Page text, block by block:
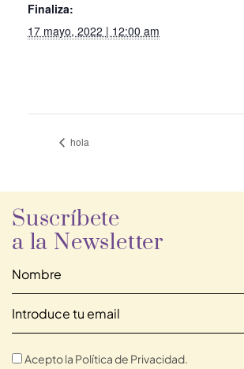
Finaliza:
17 mayo, 2022 | 12:00 am
hola
Suscríbete
a la Newsletter
Acepto la Política de Privacidad.